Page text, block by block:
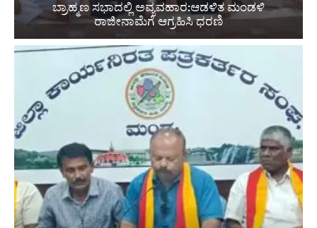
ಬ್ರಾಹ್ಮಣ ಸಭಾದಲ್ಲಿ ಅವ್ಯವಹಾರ:ಆಡಳಿತ ಮಂಡಳಿ
ರಾಜೀನಾಮೆಗೆ ಆಗ್ರಹಿಸಿ ಧರಣಿ